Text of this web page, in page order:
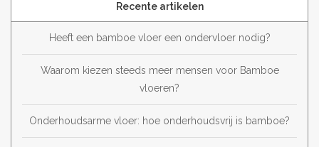
Recente artikelen
Heeft een bamboe vloer een ondervloer nodig?
Waarom kiezen steeds meer mensen voor Bamboe
vloeren?
Onderhoudsarme vloer: hoe onderhoudsvrij is bamboe?